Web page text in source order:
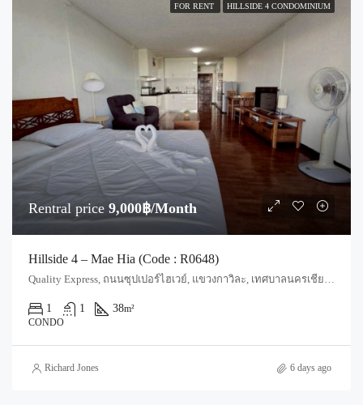
FOR RENT HILLSIDE 4 CONDOMINIUM
Rentral price 9,000฿/Month
Hillside 4 – Mae Hia (Code : R0648)
Quality Express, ถนนซุปเปอร์ไฮเวย์, แขวงกาวิละ, เทศบาลนครเชียงใหม่, ฟ้าฮ่าม, อำเภอเมืองเชียงใหม่, จังหวัดเชียงใหม่, 55520, ประเทศไทย, Chiang Mai, Mueang Chiang Mai, Chang Phueak
1 1 38m²
CONDO
Richard Jones 6 days ago